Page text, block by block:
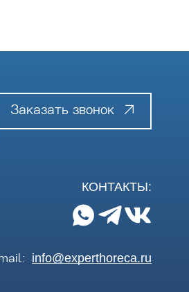
Заказать звонок
КОНТАКТЫ:
info@experthoreca.ru